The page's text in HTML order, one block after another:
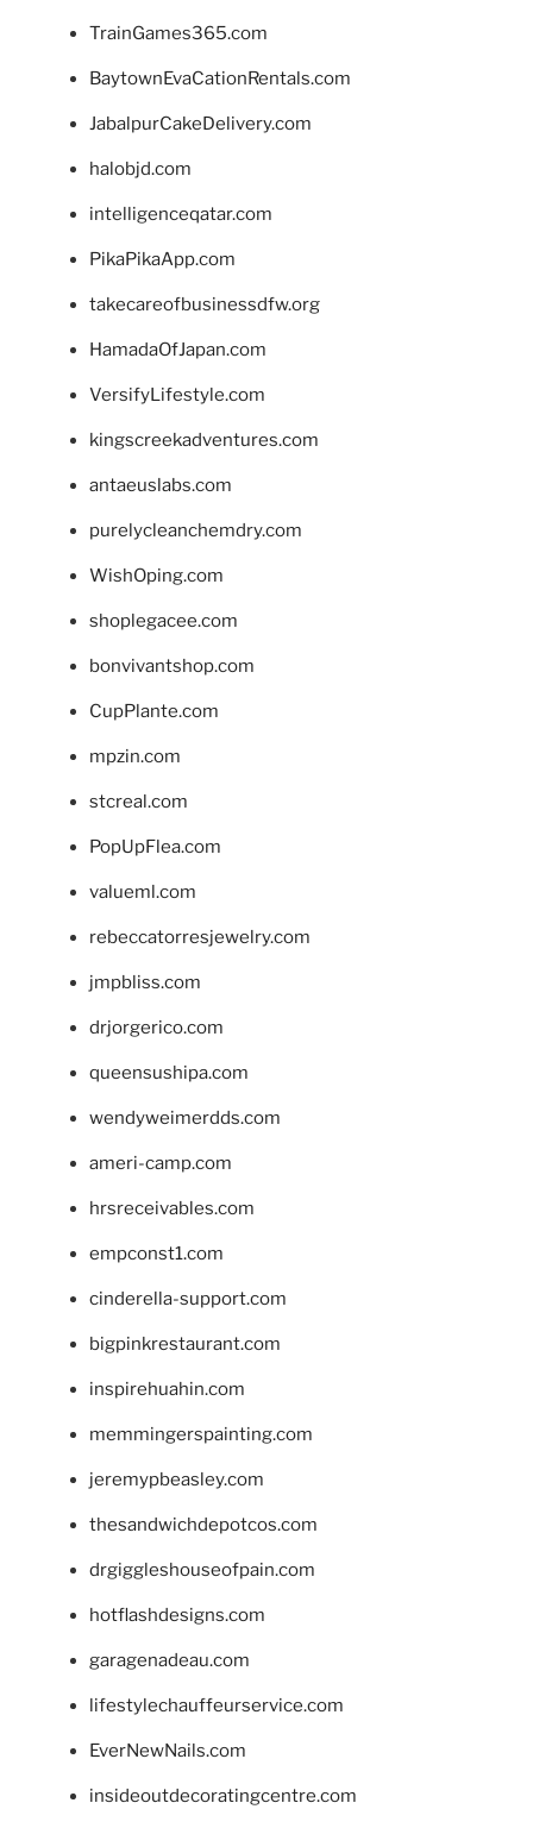
TrainGames365.com
BaytownEvaCationRentals.com
JabalpurCakeDelivery.com
halobjd.com
intelligenceqatar.com
PikaPikaApp.com
takecareofbusinessdfw.org
HamadaOfJapan.com
VersifyLifestyle.com
kingscreekadventures.com
antaeuslabs.com
purelycleanchemdry.com
WishOping.com
shoplegacee.com
bonvivantshop.com
CupPlante.com
mpzin.com
stcreal.com
PopUpFlea.com
valueml.com
rebeccatorresjewelry.com
jmpbliss.com
drjorgerico.com
queensushipa.com
wendyweimerdds.com
ameri-camp.com
hrsreceivables.com
empconst1.com
cinderella-support.com
bigpinkrestaurant.com
inspirehuahin.com
memmingerspainting.com
jeremypbeasley.com
thesandwichdepotcos.com
drgiggleshouseofpain.com
hotflashdesigns.com
garagenadeau.com
lifestylechauffeurservice.com
EverNewNails.com
insideoutdecoratingcentre.com